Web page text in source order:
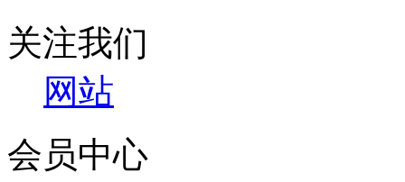
关注我们
网站
会员中心